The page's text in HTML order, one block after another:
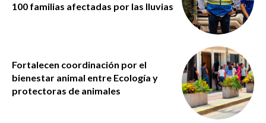
100 familias afectadas por las lluvias
Fortalecen coordinación por el
bienestar animal entre Ecología y
protectoras de animales